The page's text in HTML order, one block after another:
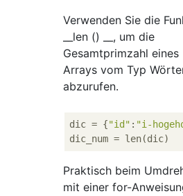
Verwenden Sie die
__len () __, um die
Gesamtprimzahl eines
Arrays vom Typ
abzurufen.
dic = {"id" : "i-
dic_num
Praktisch beim
mit einer for-Anweisung